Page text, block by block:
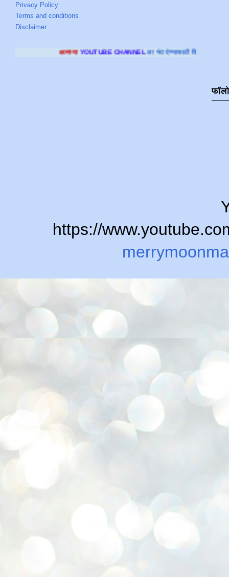
Privacy Policy
Terms and conditions
Disclaimer
YOUTUBE CHANNELला भेट देण्यासाठी क्लिक करा.
https://